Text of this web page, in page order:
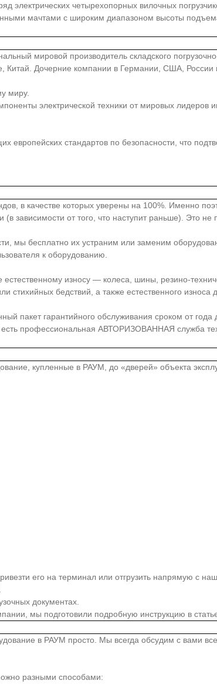
электрических четырехопорных вилочных
мачтами с широким диапазоном высоты
мировой производитель складского
Китай. Дочерние компании в Германии, США, России
миру.
электрической техники от мировых лидеров
европейских стандартов по безопасности, что
в качестве которых уверены на 100%. Именно
зависимости от того, что наступит раньше). Это
мы бесплатно их устраним или заменим
к оборудованию.
износу — колеса, шины, резино-
стихийных бедствий, а также естественного износа
пакет гарантийного обслуживания сроком от года
профессиональная АВТОРИЗОВАННАЯ служба
купленные в РАУМ, до «дверей» объекта
его на терминал или отгрузить напрямую с
документах.
мы подготовили подробную инструкцию в
в РАУМ просто. Мы всегда обсудим с вами
разными способами: